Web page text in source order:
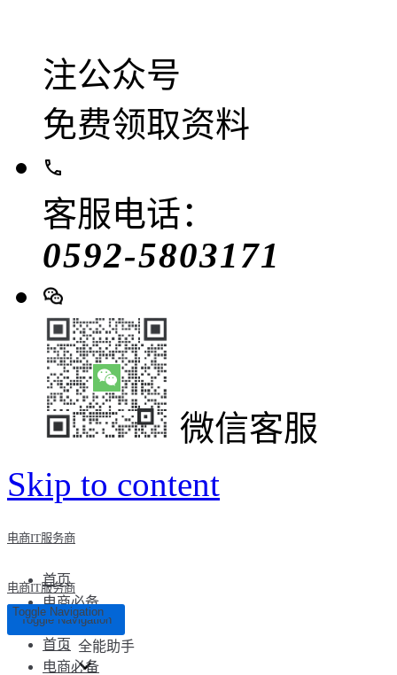
注公众号
免费领取资料
客服电话：
0592-5803171
微信客服
Skip to content
电商IT服务商
首页
电商必备
全能助手
电商IT服务商
Toggle Navigation
Toggle Navigation
首页
电商必备